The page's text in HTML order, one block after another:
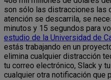
son sólo las distracciones las
atención se descarrila, se
minutos y 15 segundos para
estudio de la Universidad de
estás trabajando en un
elimina cualquier distracción
tu correo electrónico, Slack y
cualquier otra notificación que